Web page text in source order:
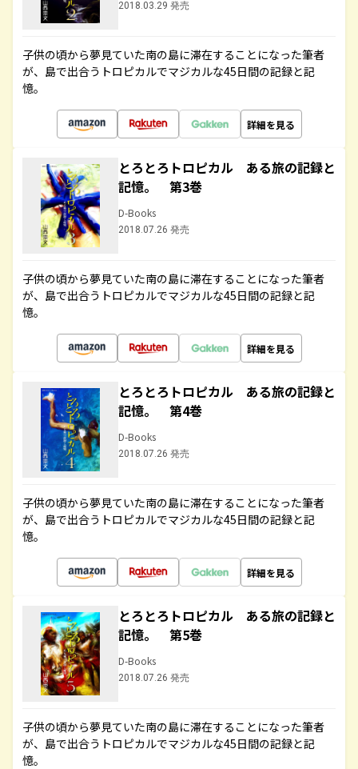
2018.03.29 発売
子供の頃から夢見ていた南の島に滞在することになった筆者
が、島で出合うトロピカルでマジカルな45日間の記録と記
憶。
詳細を見る
とろとろトロピカル ある旅の記録と
記憶。 第3巻
D-Books
2018.07.26 発売
子供の頃から夢見ていた南の島に滞在することになった筆者
が、島で出合うトロピカルでマジカルな45日間の記録と記
憶。
詳細を見る
とろとろトロピカル ある旅の記録と
記憶。 第4巻
D-Books
2018.07.26 発売
子供の頃から夢見ていた南の島に滞在することになった筆者
が、島で出合うトロピカルでマジカルな45日間の記録と記
憶。
詳細を見る
とろとろトロピカル ある旅の記録と
記憶。 第5巻
D-Books
2018.07.26 発売
子供の頃から夢見ていた南の島に滞在することになった筆者
が、島で出合うトロピカルでマジカルな45日間の記録と記
憶。